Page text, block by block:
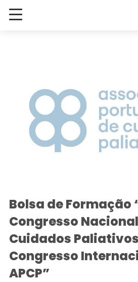
Bolsa de Formação
Congresso
Cuidados
Congresso
APCP”